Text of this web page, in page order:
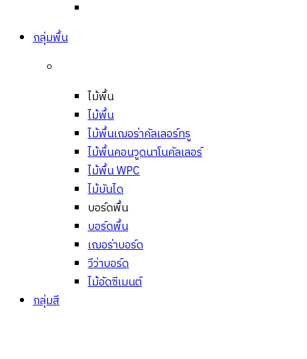
กลุ่มพื้น
ไม้พื้น
ไม้พื้น
ไม้พื้นเฌอร่าคัลเลอร์ทรู
ไม้พื้นคอนวูดนาโนคัลเลอร์
ไม้พื้น WPC
ไม้บันได
บอร์ดพื้น
บอร์ดพื้น
เฌอร่าบอร์ด
วีว่าบอร์ด
ไม้อัดซีเมนต์
กลุ่มสี